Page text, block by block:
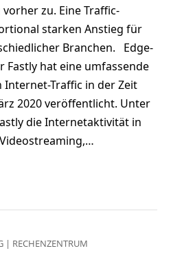
zu. Eine Traffic-
starken Anstieg für
Branchen. Edge-
hat eine umfassende
Internet-Traffic in der Zeit
2020 veröffentlicht. Unter
die Internetaktivität in
| RECHENZENTRUM